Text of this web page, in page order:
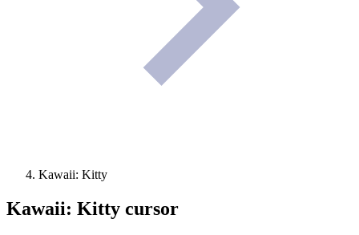
Kawaii: Kitty
Kawaii: Kitty cursor